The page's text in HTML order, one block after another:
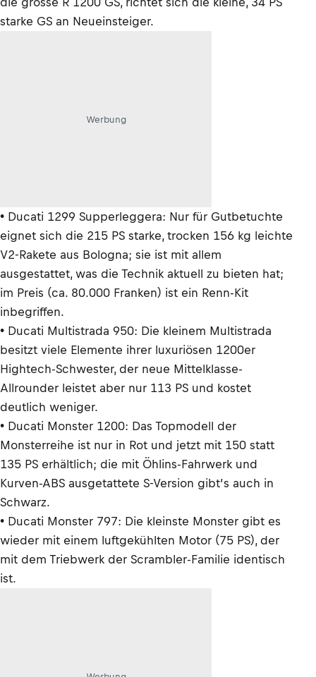
starke GS an Neueinsteiger.
Werbung
• Ducati 1299 Supperleggera: Nur für Gutbetuchte
eignet sich die 215 PS starke, trocken 156 kg leichte
V2-Rakete aus Bologna; sie ist mit allem
ausgestattet, was die Technik aktuell zu bieten hat;
im Preis (ca. 80.000 Franken) ist ein Renn-Kit
inbegriffen.
• Ducati Multistrada 950: Die kleinem Multistrada
besitzt viele Elemente ihrer luxuriösen 1200er
Hightech-Schwester, der neue Mittelklasse-
Allrounder leistet aber nur 113 PS und kostet
deutlich weniger.
• Ducati Monster 1200: Das Topmodell der
Monsterreihe ist nur in Rot und jetzt mit 150 statt
135 PS erhältlich; die mit Öhlins-Fahrwerk und
Kurven-ABS ausgetattete S-Version gibt’s auch in
Schwarz.
• Ducati Monster 797: Die kleinste Monster gibt es
wieder mit einem luftgekühlten Motor (75 PS), der
mit dem Triebwerk der Scrambler-Familie identisch
ist.